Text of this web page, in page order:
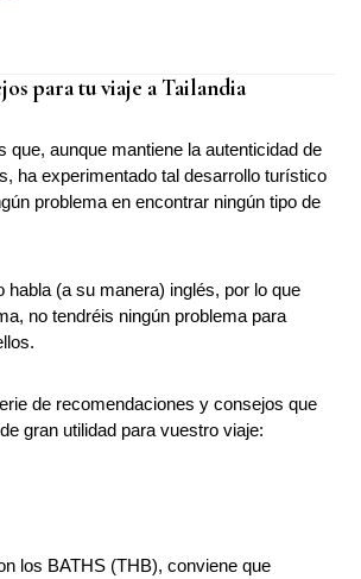
para tu viaje a Tailandia
que, aunque mantiene la autenticidad de
ha experimentado tal desarrollo turístico
problema en encontrar ningún tipo de
habla (a su manera) inglés, por lo que
no tendréis ningún problema para
de recomendaciones y consejos que
gran utilidad para vuestro viaje:
los BATHS (THB), conviene que